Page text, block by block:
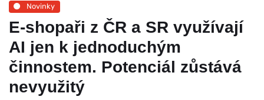
Novinky
E-shopaři z ČR a SR využívají
AI jen k jednoduchým
činnostem. Potenciál zůstává
nevyužitý